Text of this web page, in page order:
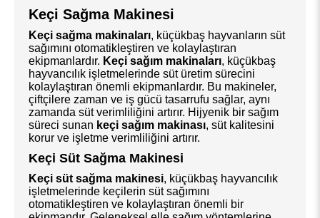
Keçi Sağma Makinesi
Keçi sağma makinaları, küçükbaş hayvanların süt
sağımını otomatikleştiren ve kolaylaştıran
ekipmanlardır. Keçi sağım makinaları, küçükbaş
hayvancılık işletmelerinde süt üretim sürecini
kolaylaştıran önemli ekipmanlardır. Bu makineler,
çiftçilere zaman ve iş gücü tasarrufu sağlar, aynı
zamanda süt verimliliğini artırır. Hijyenik bir sağım
süreci sunan keçi sağım makinası, süt kalitesini
korur ve işletme verimliliğini artırır.
Keçi Süt Sağma Makinesi
Keçi süt sağma makinesi, küçükbaş hayvancılık
işletmelerinde keçilerin süt sağımını
otomatikleştiren ve kolaylaştıran önemli bir